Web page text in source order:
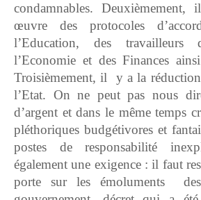
condamnables.
œuvre des protocoles
l’Education, des
l’Economie et des Finances
Troisièmement, il y a la
l’Etat. On ne peut pas nous
d’argent et dans le même temps
pléthoriques budgétivores et
postes de responsabilité
également une exigence : il faut
porte sur les émoluments des